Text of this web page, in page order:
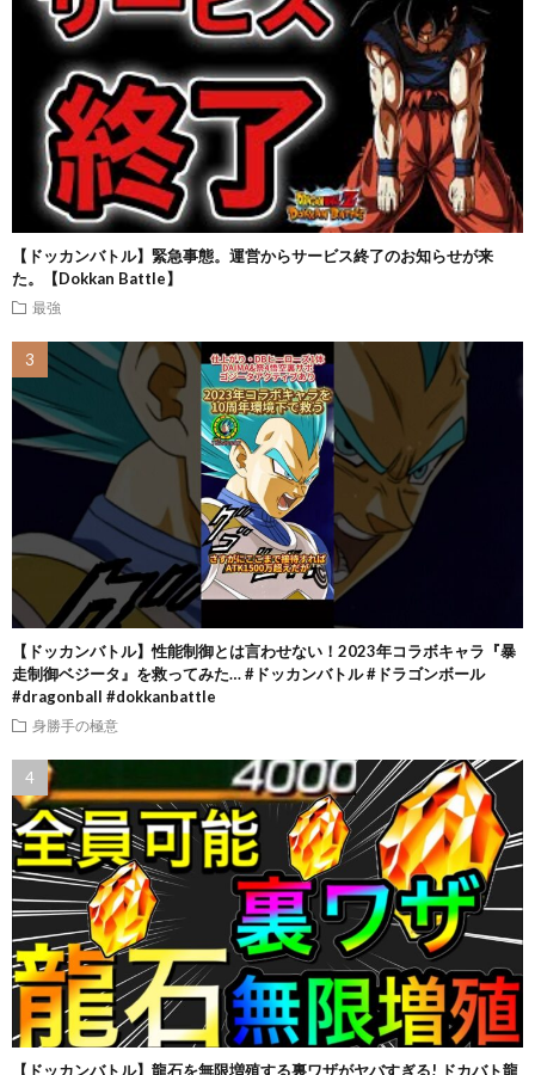
【ドッカンバトル】緊急事態。運営からサービス終了のお知らせが来
た。【Dokkan Battle】
最強
【ドッカンバトル】性能制御とは言わせない！2023年コラボキャラ『暴
走制御ベジータ』を救ってみた… #ドッカンバトル #ドラゴンボール
#dragonball #dokkanbattle
身勝手の極意
【ドッカンバトル】龍石を無限増殖する裏ワザがヤバすぎる! ドカバト龍